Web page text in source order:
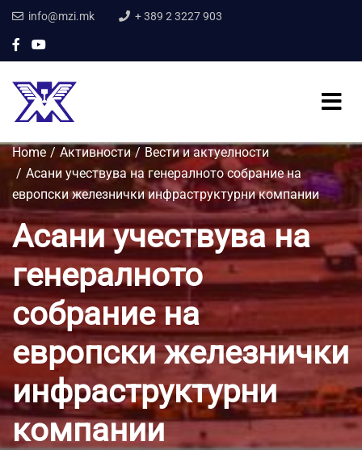
info@mzi.mk + 389 2 3227 903
Home Активности
Вести и актуелности
Асани учествува на генералното собрание на
европски железнички инфраструктурни компании
Асани учествува на
генералното
собрание на
европски железнички
инфраструктурни
компании